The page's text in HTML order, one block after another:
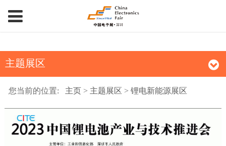
主题展区
您当前的位置: 主页> 主题展区 > 锂电新能源展区